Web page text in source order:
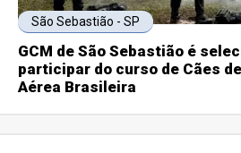
São Sebastião - SP
GCM de São Sebastião é
participar do curso de Cães
Aérea Brasileira